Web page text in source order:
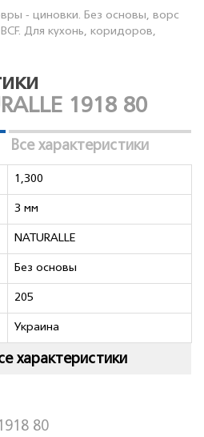
- циновки. Без основы, ворс
Для кухонь, коридоров,
1918 80
Все характеристики
1,300
3 мм
NATURALLE
Без основы
205
Украина
характеристики
80